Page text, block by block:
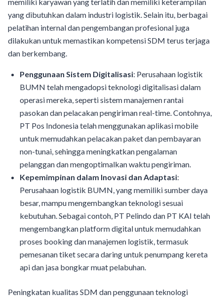
yang dibutuhkan dalam industri logistik. Selain itu, berbagai
pelatihan internal dan pengembangan profesional juga
dilakukan untuk memastikan kompetensi SDM terus terjaga
dan berkembang.
Penggunaan Sistem Digitalisasi: Perusahaan logistik
BUMN telah mengadopsi teknologi digitalisasi dalam
operasi mereka, seperti sistem manajemen rantai
pasokan dan pelacakan pengiriman real-time. Contohnya,
PT Pos Indonesia telah menggunakan aplikasi mobile
untuk memudahkan pelacakan paket dan pembayaran
non-tunai, sehingga meningkatkan pengalaman
pelanggan dan mengoptimalkan waktu pengiriman.
Kepemimpinan dalam Inovasi dan Adaptasi:
Perusahaan logistik BUMN, yang memiliki sumber daya
besar, mampu mengembangkan teknologi sesuai
kebutuhan. Sebagai contoh, PT Pelindo dan PT KAI telah
mengembangkan platform digital untuk memudahkan
proses booking dan manajemen logistik, termasuk
pemesanan tiket secara daring untuk penumpang kereta
api dan jasa bongkar muat pelabuhan.
Peningkatan kualitas SDM dan penggunaan teknologi